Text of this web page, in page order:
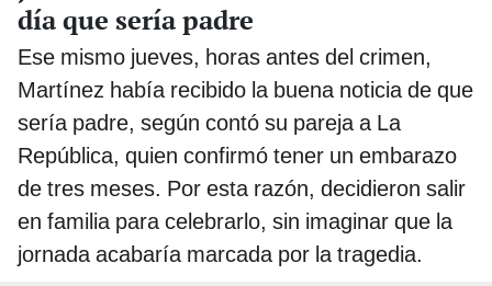
día que sería padre
Ese mismo jueves, horas antes del crimen,
Martínez había recibido la buena noticia de que
sería padre, según contó su pareja a La
República, quien confirmó tener un embarazo
de tres meses. Por esta razón, decidieron salir
en familia para celebrarlo, sin imaginar que la
jornada acabaría marcada por la tragedia.